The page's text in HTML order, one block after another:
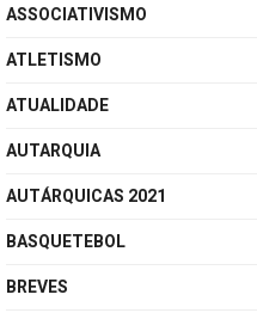
ASSOCIATIVISMO
ATLETISMO
ATUALIDADE
AUTARQUIA
AUTÁRQUICAS 2021
BASQUETEBOL
BREVES